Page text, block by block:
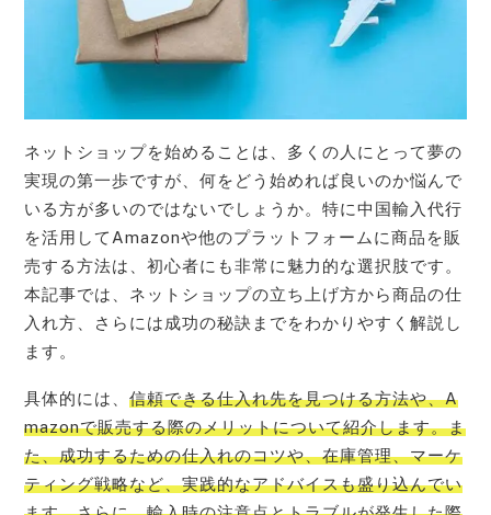
ネットショップを始めることは、多くの人にとって夢の
実現の第一歩ですが、何をどう始めれば良いのか悩んで
いる方が多いのではないでしょうか。特に中国輸入代行
を活用してAmazonや他のプラットフォームに商品を販
売する方法は、初心者にも非常に魅力的な選択肢です。
本記事では、ネットショップの立ち上げ方から商品の仕
入れ方、さらには成功の秘訣までをわかりやすく解説し
ます。
具体的には、信頼できる仕入れ先を見つける方法や、A
mazonで販売する際のメリットについて紹介します。ま
た、成功するための仕入れのコツや、在庫管理、マーケ
ティング戦略など、実践的なアドバイスも盛り込んでい